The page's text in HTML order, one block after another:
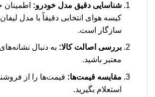
شناسایی دقیق مدل خودرو:
سازگار است.
بررسی اصالت کالا: به دنبال
معتبر باشید.
مقایسه قیمت‌ها: قیمت‌ها را از
استعلام بگیرید.